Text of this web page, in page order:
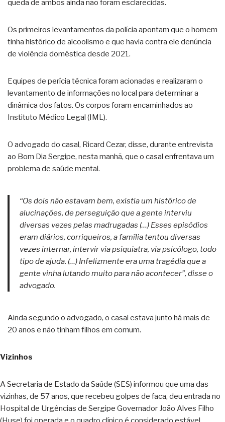
queda de ambos ainda não foram esclarecidas.
Os primeiros levantamentos da polícia apontam que o homem
tinha histórico de alcoolismo e que havia contra ele denúncia
de violência doméstica desde 2021.
Equipes de perícia técnica foram acionadas e realizaram o
levantamento de informações no local para determinar a
dinâmica dos fatos. Os corpos foram encaminhados ao
Instituto Médico Legal (IML).
O advogado do casal, Ricard Cezar, disse, durante entrevista
ao Bom Dia Sergipe, nesta manhã, que o casal enfrentava um
problema de saúde mental.
“Os dois não estavam bem, existia um histórico de
alucinações, de perseguição que a gente interviu
diversas vezes pelas madrugadas (…) Esses episódios
eram diários, corriqueiros, a família tentou diversas
vezes internar, intervir via psiquiatra, via psicólogo, todo
tipo de ajuda. (…) Infelizmente era uma tragédia que a
gente vinha lutando muito para não acontecer”, disse o
advogado.
Ainda segundo o advogado, o casal estava junto há mais de
20 anos e não tinham filhos em comum.
Vizinhos
A Secretaria de Estado da Saúde (SES) informou que uma das
vizinhas, de 57 anos, que recebeu golpes de faca, deu entrada no
Hospital de Urgências de Sergipe Governador João Alves Filho